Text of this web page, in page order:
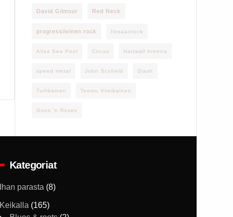
David Gilmour Red Neck
progressiivinen rock Ilosaarirock
Allas Sea Pool Circus Hartwall Areena
speed metal John Scofield Slash
Tullikamari Teemu Viinikainen
Guns 'n Roses
Kategoriat
Ihan parasta (8)
Keikalla (165)